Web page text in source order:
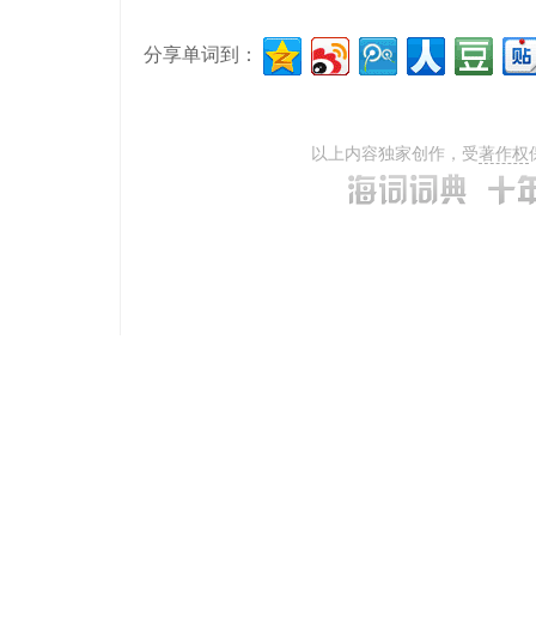
分享单词到：
以上内容独家创作，受著作权